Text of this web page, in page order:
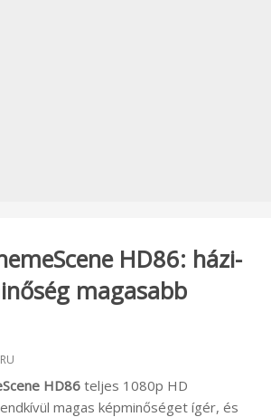
HD86: házi-
magasabb
HD86 teljes 1080p HD
magas képminőséget ígér, és